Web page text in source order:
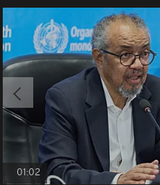
01:02